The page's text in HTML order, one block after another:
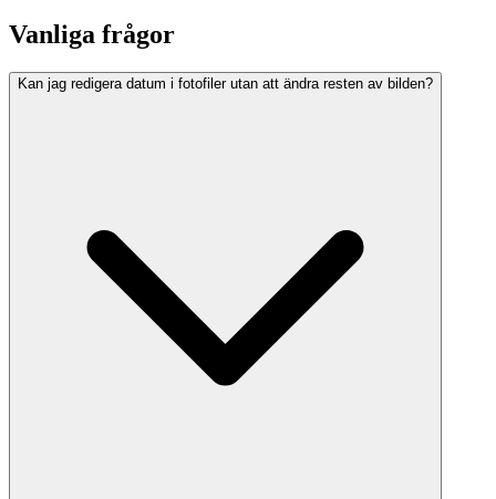
Vanliga frågor
Kan jag redigera datum i fotofiler utan att ändra resten av bilden?